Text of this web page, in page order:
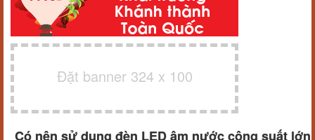
Đặt banner 324 x 100
Có nên sử dụng đèn LED âm nước công suất lớn